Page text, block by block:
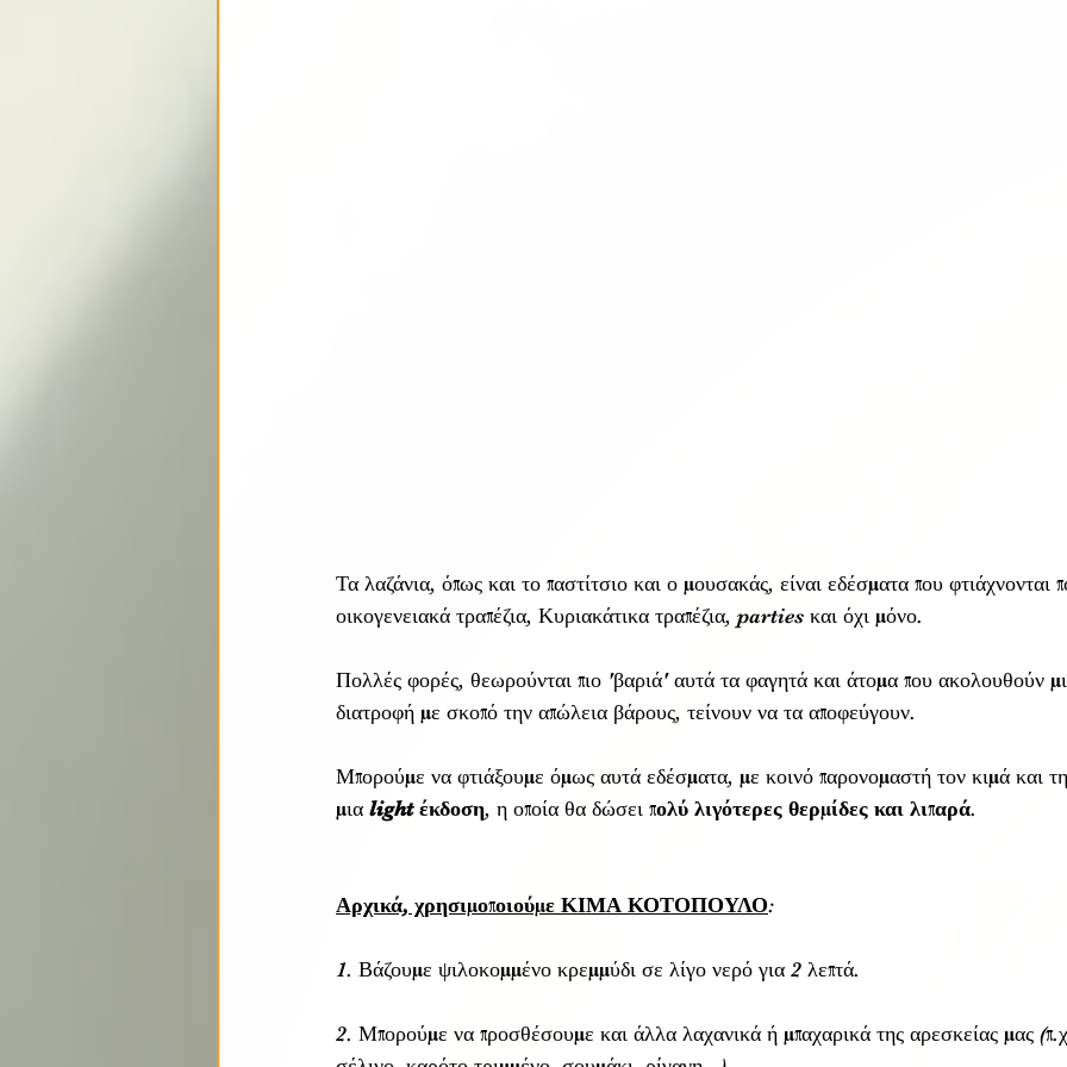
Τα λαζάνια, όπως και το παστίτσιο και ο μουσακάς, είναι εδέσματα που
οικογενειακά τραπέζια, Κυριακάτικα τραπέζια, parties και όχι μόνο.
Πολλές φορές, θεωρούνται πιο 'βαριά' αυτά τα φαγητά και άτομα που ακολουθούν
διατροφή με σκοπό την απώλεια βάρους, τείνουν να τα αποφεύγουν.
Μπορούμε να φτιάξουμε όμως αυτά εδέσματα, με κοινό παρονομαστή τον κιμά και
μια light έκδοση, η οποία θα δώσει πολύ λιγότερες θερμίδες και λιπαρά.
Αρχικά, χρησιμοποιούμε ΚΙΜΑ ΚΟΤΟΠΟΥΛΟ:
1. Βάζουμε ψιλοκομμένο κρεμμύδι σε λίγο νερό για 2 λεπτά.
2. Μπορούμε να προσθέσουμε και άλλα λαχανικά ή μπαχαρικά της αρεσκείας μας